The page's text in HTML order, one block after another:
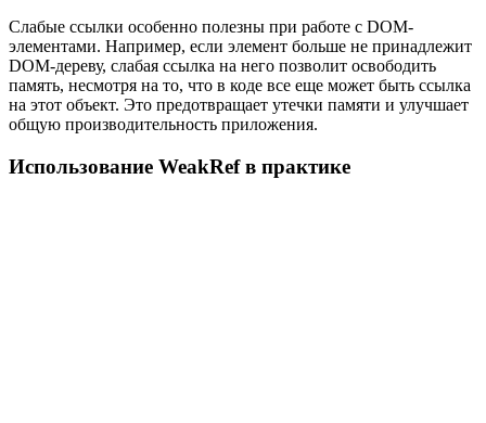
Слабые ссылки особенно полезны при работе с DOM-
элементами. Например, если элемент больше не принадлежит
DOM-дереву, слабая ссылка на него позволит освободить
память, несмотря на то, что в коде все еще может быть ссылка
на этот объект. Это предотвращает утечки памяти и улучшает
общую производительность приложения.
Использование WeakRef в практике